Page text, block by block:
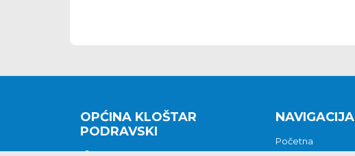
OPĆINA KLOŠTAR
PODRAVSKI
NAVIGACIJA
Početna